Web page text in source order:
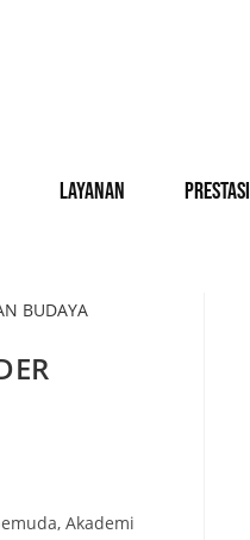
LAYANAN PRESTASI
Akademi